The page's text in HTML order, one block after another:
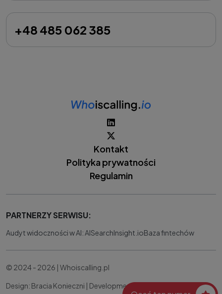
+48 485 062 385
Kontakt
Polityka prywatności
Regulamin
PARTNERZY SERWISU:
Audyt widoczności w AI: AISearchInsight.ioBaza fintechów
© 2024 - 2026 | Whoiscalling.pl
Design: Bracia Konieczni | Development: